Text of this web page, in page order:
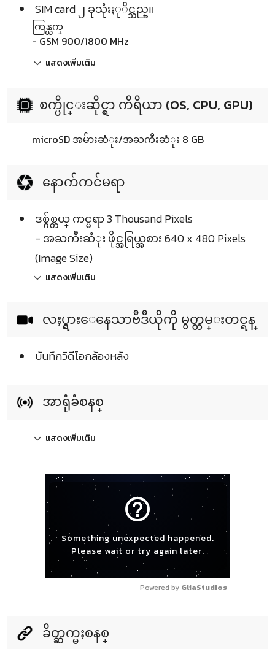
SIM card ၂ ခုသုံးႏုိင္သည္။
ကြန္ယက္
- GSM 900/1800 MHz
แสดงเพิ่มเติม
စက္ပိုင္းဆိုင္ရာ ကိရိယာ (OS, CPU, GPU)
microSD အမ်ားဆံုး/အႀကီးဆံုး 8 GB
နောက်ကင်မရာ
ဒစ္ဂ်စ္တယ္ ကင္မရာ 3 Thousand Pixels
- အႀကီးဆံုး ဖိုင္အရြယ္အစား 640 x 480 Pixels
(Image Size)
แสดงเพิ่มเติม
လႈပ္ရွားေနေသာဗီဒီယိုကို မွတ္တမ္းတင္ရန္
บันทึกวิดีโอกล้องหลัง
အာရုံခံစနစ္
แสดงเพิ่มเติม
help_outline
Something unexpected happened.
Please wait or try again later.
Powered by GliaStudios
ခ်ိတ္ဆက္မႈစနစ္